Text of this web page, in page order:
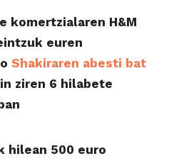
komertzialaren H&M
euren
Shakiraren abesti bat
ziren 6 hilabete
hilean 500 euro